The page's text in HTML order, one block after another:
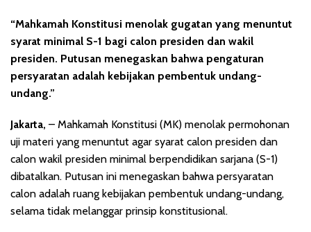
“Mahkamah Konstitusi menolak gugatan yang menuntut
syarat minimal S-1 bagi calon presiden dan wakil
presiden. Putusan menegaskan bahwa pengaturan
persyaratan adalah kebijakan pembentuk undang-
undang.”
Jakarta, – Mahkamah Konstitusi (MK) menolak permohonan
uji materi yang menuntut agar syarat calon presiden dan
calon wakil presiden minimal berpendidikan sarjana (S-1)
dibatalkan. Putusan ini menegaskan bahwa persyaratan
calon adalah ruang kebijakan pembentuk undang-undang,
selama tidak melanggar prinsip konstitusional.